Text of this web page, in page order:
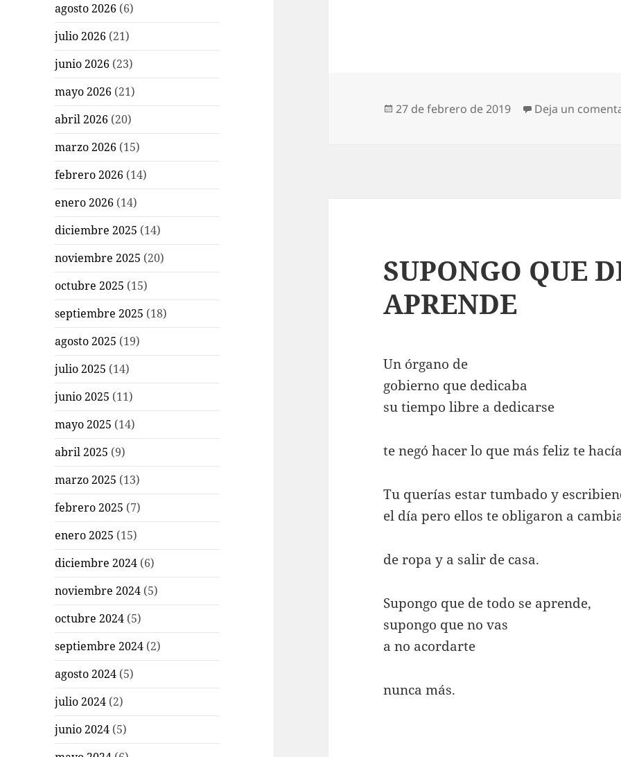
agosto 2026 (6)
julio 2026 (21)
junio 2026 (23)
mayo 2026 (21)
abril 2026 (20)
marzo 2026 (15)
febrero 2026 (14)
enero 2026 (14)
diciembre 2025 (14)
noviembre 2025 (20)
octubre 2025 (15)
septiembre 2025 (18)
agosto 2025 (19)
julio 2025 (14)
junio 2025 (11)
mayo 2025 (14)
abril 2025 (9)
marzo 2025 (13)
febrero 2025 (7)
enero 2025 (15)
diciembre 2024 (6)
noviembre 2024 (5)
octubre 2024 (5)
septiembre 2024 (2)
agosto 2024 (5)
julio 2024 (2)
junio 2024 (5)
Publicado
27 de febrero de 2019 Deja un
SUPONGO QUE
APRENDE
Un órgano de
gobierno que dedicaba
su tiempo libre a dedicarse
te negó hacer lo que más feliz te
Tu querías estar tumbado y
el día pero ellos te obligaron a
de ropa y a salir de casa.
Supongo que de todo se aprende,
supongo que no vas
a no acordarte
nunca más.